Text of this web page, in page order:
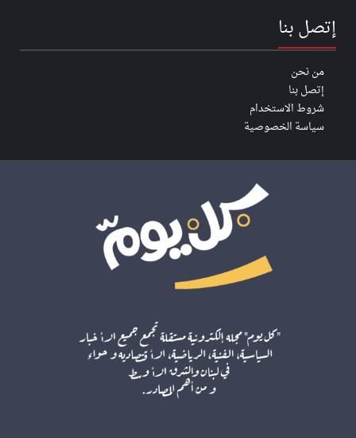
إتصل بنا
من نحن
إتصل بنا
شروط الاستخدام
سياسة الخصوصية